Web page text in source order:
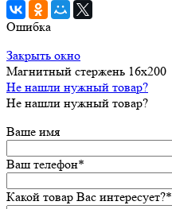
Ошибка
Закрыть окно
Магнитный стержень 16х200
Не нашли нужный товар?
Не нашли нужный товар?
Ваше имя
Ваш телефон*
Какой товар Вас интересует?*